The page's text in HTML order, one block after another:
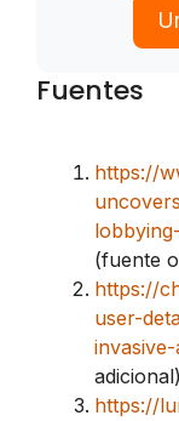
Fuentes
https://
(fuente
https://
user-
adicional)
https://